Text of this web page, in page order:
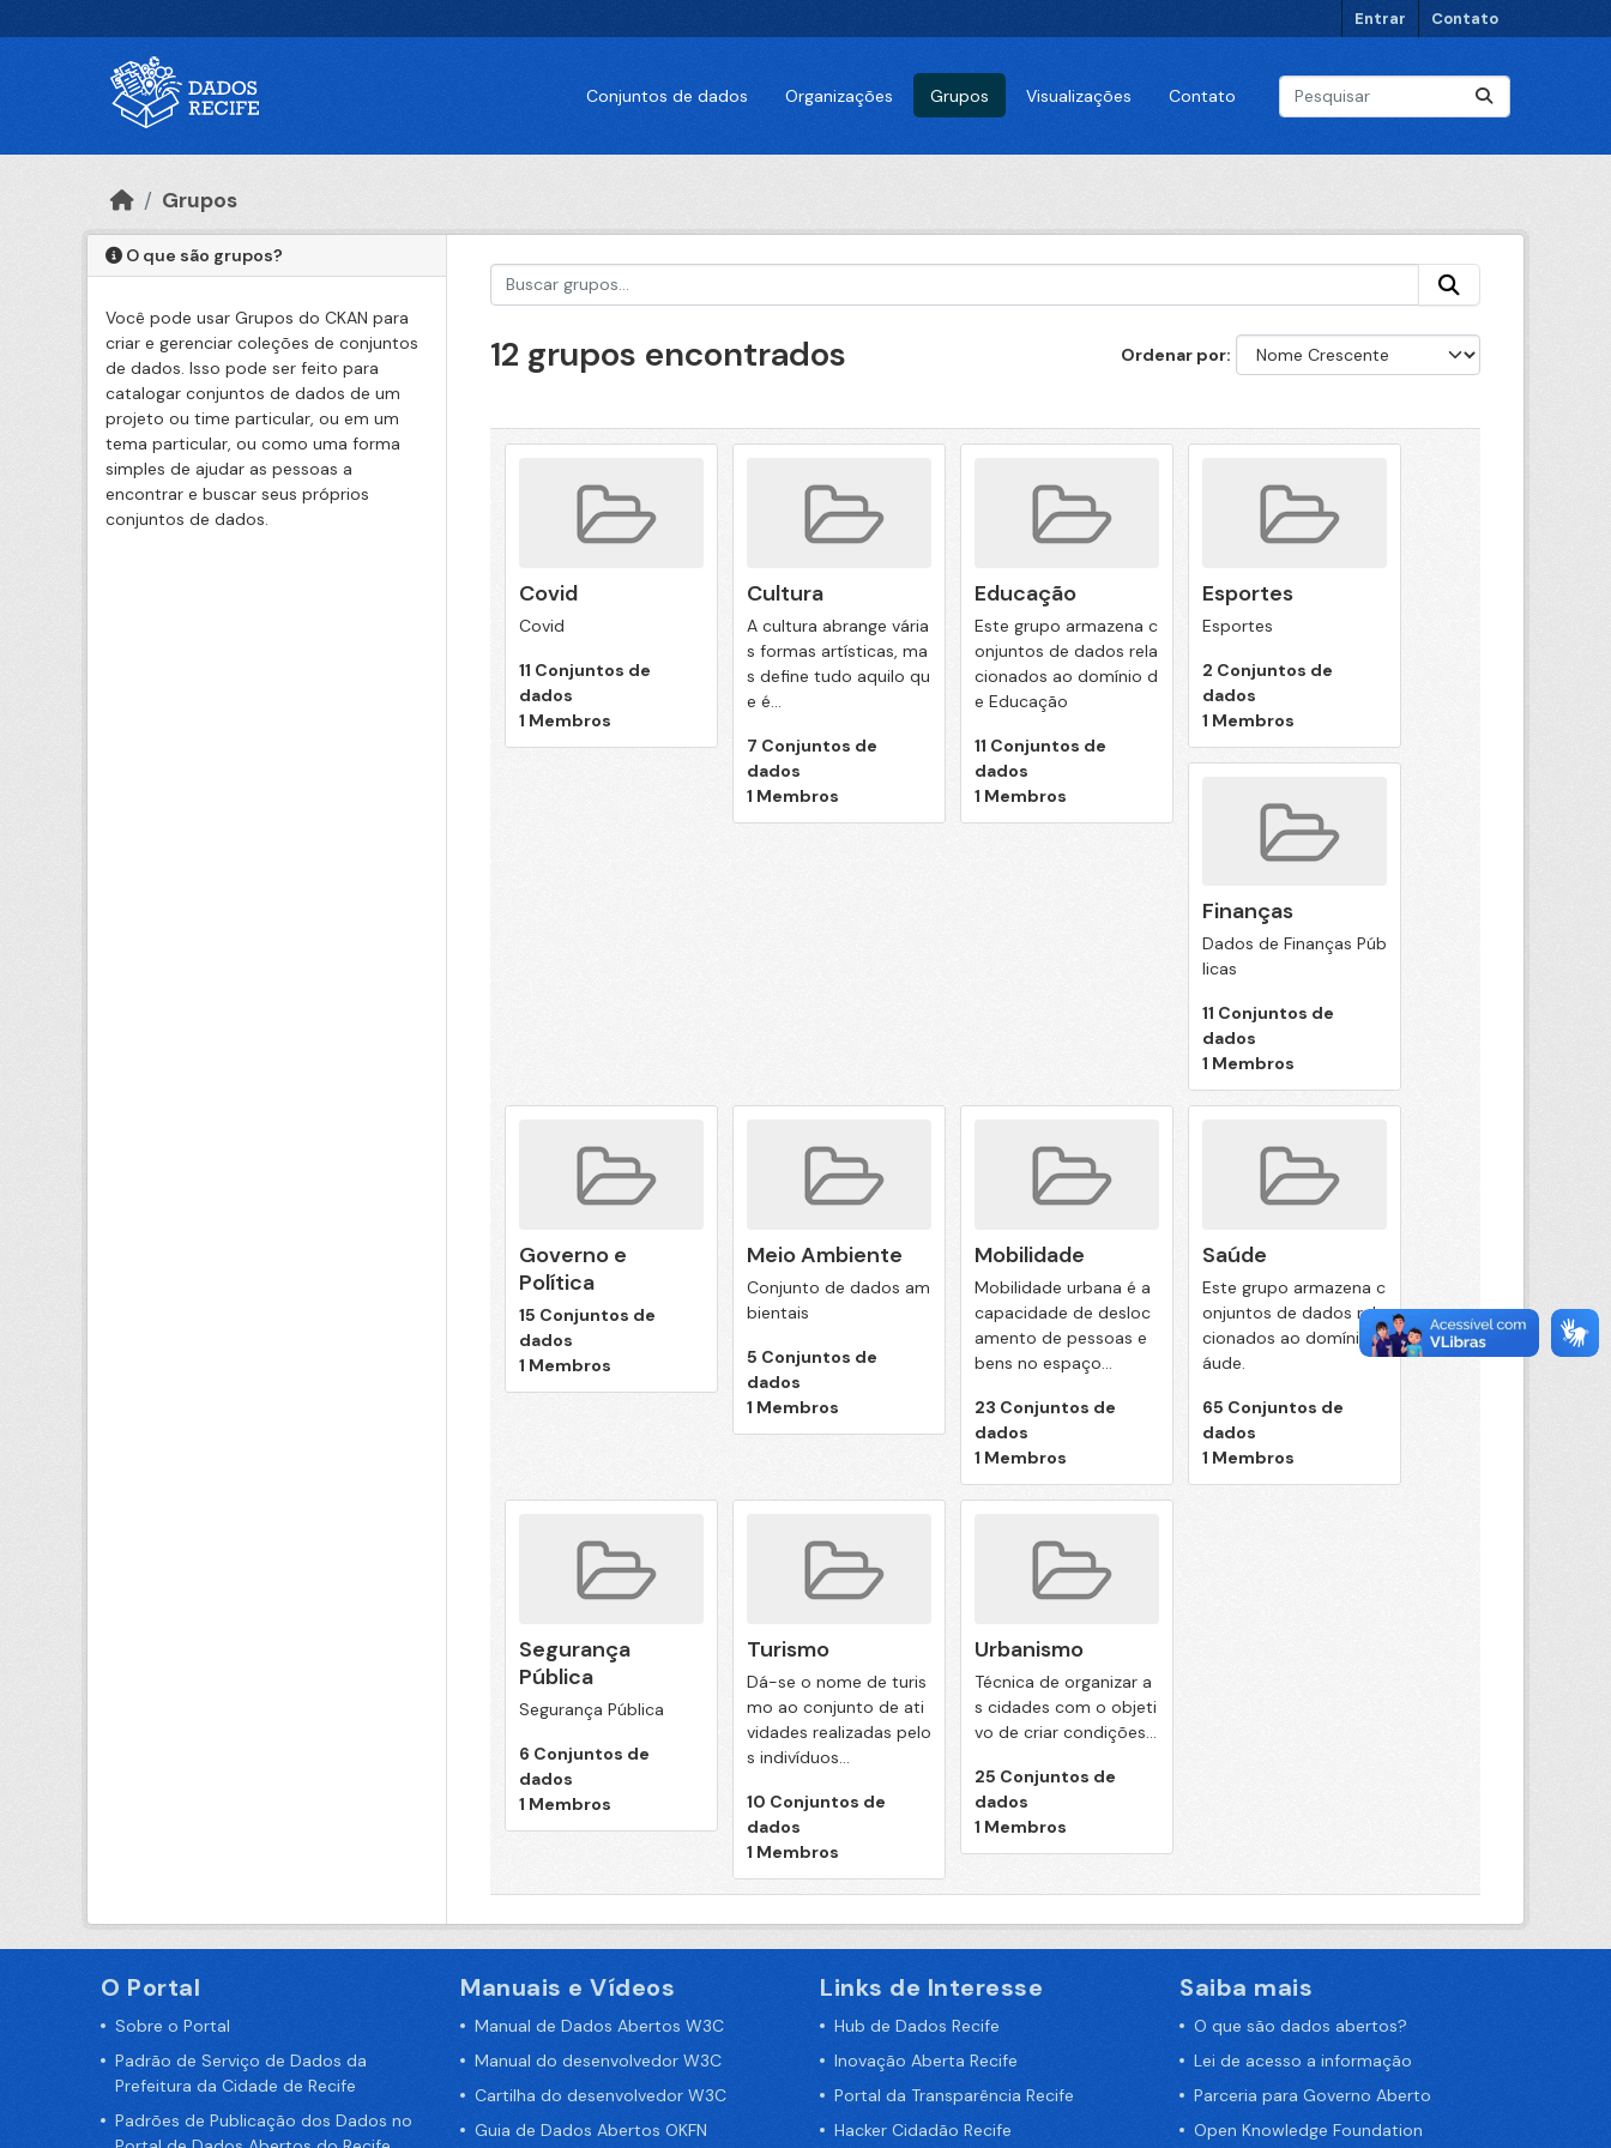
Entrar Contato
Conjuntos de dados Organizações Grupos Visualizações Contato
Grupos
O que são grupos?
Você pode usar Grupos do CKAN para
criar e gerenciar coleções de conjuntos
de dados. Isso pode ser feito para
catalogar conjuntos de dados de um
projeto ou time particular, ou em um
tema particular, ou como uma forma
simples de ajudar as pessoas a
encontrar e buscar seus próprios
conjuntos de dados.
Ordenar por
12 grupos encontrados
Covid
Covid
11 Conjuntos de
dados
1 Membros
Cultura
A cultura abrange vária
s formas artísticas, ma
s define tudo aquilo qu
e é...
7 Conjuntos de
dados
1 Membros
Educação
Este grupo armazena c
onjuntos de dados rela
cionados ao domínio d
e Educação
11 Conjuntos de
dados
1 Membros
Esportes
Esportes
2 Conjuntos de
dados
1 Membros
Finanças
Dados de Finanças Púb
licas
11 Conjuntos de
dados
1 Membros
Governo e
Política
15 Conjuntos de
dados
1 Membros
Meio Ambiente
Conjunto de dados am
bientais
5 Conjuntos de
dados
1 Membros
Mobilidade
Mobilidade urbana é a
capacidade de desloc
amento de pessoas e
bens no espaço...
23 Conjuntos de
dados
1 Membros
Saúde
Este grupo armazena c
onjuntos de dados rela
cionados ao domínio S
áude.
65 Conjuntos de
dados
1 Membros
Segurança
Pública
Segurança Pública
6 Conjuntos de
dados
1 Membros
Turismo
Dá-se o nome de turis
mo ao conjunto de ati
vidades realizadas pelo
s indivíduos...
10 Conjuntos de
dados
1 Membros
Urbanismo
Técnica de organizar a
s cidades com o objeti
vo de criar condições...
25 Conjuntos de
dados
1 Membros
O Portal
Sobre o Portal
Padrão de Serviço de Dados da
Prefeitura da Cidade de Recife
Padrões de Publicação dos Dados no
Manuais e Vídeos
Manual de Dados Abertos W3C
Manual do desenvolvedor W3C
Cartilha do desenvolvedor W3C
Guia de Dados Abertos OKFN
Links de Interesse
Hub de Dados Recife
Inovação Aberta Recife
Portal da Transparência Recife
Hacker Cidadão Recife
Saiba mais
O que são dados abertos?
Lei de acesso a informação
Parceria para Governo Aberto
Open Knowledge Foundation